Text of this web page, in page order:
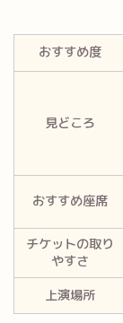
おすすめ度
見どころ
おすすめ座席
チケットの取り
やすさ
上演場所